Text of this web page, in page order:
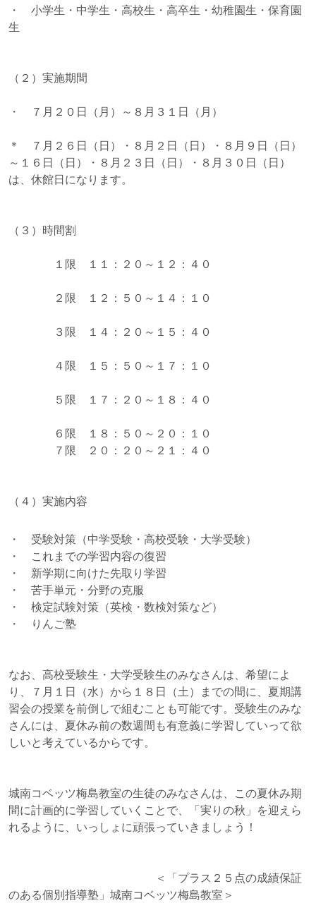
・ 小学生・中学生・高校生・高卒生・幼稚園生・保育園
生
（２）実施期間
・ ７月２０日（月）～８月３１日（月）
＊ ７月２６日（日）・８月２日（日）・８月９日（日）
～１６日（日）・８月２３日（日）・８月３０日（日）
は、休館日になります。
（３）時間割
１限 １１：２０～１２：４０
２限 １２：５０～１４：１０
３限 １４：２０～１５：４０
４限 １５：５０～１７：１０
５限 １７：２０～１８：４０
６限 １８：５０～２０：１０
７限 ２０：２０～２１：４０
（４）実施内容
・ 受験対策（中学受験・高校受験・大学受験）
・ これまでの学習内容の復習
・ 新学期に向けた先取り学習
・ 苦手単元・分野の克服
・ 検定試験対策（英検・数検対策など）
・ りんご塾
なお、高校受験生・大学受験生のみなさんは、希望によ
り、７月１日（水）から１８日（土）までの間に、夏期講
習会の授業を前倒しで組むことも可能です。受験生のみな
さんには、夏休み前の数週間も有意義に学習していって欲
しいと考えているからです。
城南コベッツ梅島教室の生徒のみなさんは、この夏休み期
間に計画的に学習していくことで、「実りの秋」を迎えら
れるように、いっしょに頑張っていきましょう！
＜「プラス２５点の成績保証
のある個別指導塾」城南コベッツ梅島教室＞